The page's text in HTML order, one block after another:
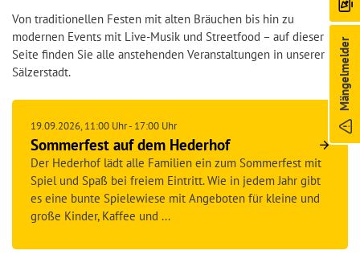
Mängelmelder
Von traditionellen Festen mit alten Bräuchen bis hin zu
modernen Events mit Live-Musik und Streetfood – auf dieser
Seite finden Sie alle anstehenden Veranstaltungen in unserer
Sälzerstadt.
19.09.2026, 11:00Uhr- 17:00Uhr
Sommerfest auf dem Hederhof
Der Hederhof lädt alle Familien ein zum Sommerfest mit
Spiel und Spaß bei freiem Eintritt. Wie in jedem Jahr gibt
es eine bunte Spielewiese mit Angeboten für kleine und
große Kinder, Kaffee und ...